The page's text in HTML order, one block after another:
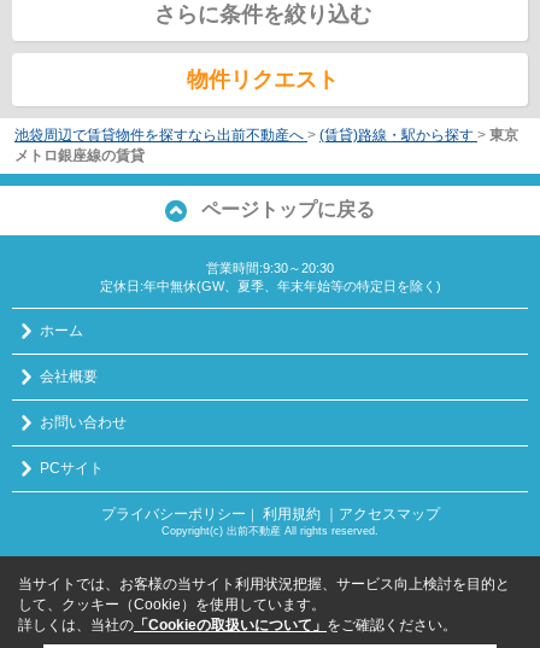
さらに条件を絞り込む
物件リクエスト
池袋周辺で賃貸物件を探すなら出前不動産へ > (賃貸)路線・駅から探す > 東京
メトロ銀座線の賃貸
ページトップに戻る
営業時間:9:30～20:30
定休日:年中無休(GW、夏季、年末年始等の特定日を除く)
ホーム
会社概要
お問い合わせ
PCサイト
プライバシーポリシー ｜ 利用規約 ｜アクセスマップ
Copyright(c) 出前不動産 All rights reserved.
当サイトでは、お客様の当サイト利用状況把握、サービス向上検討を目的と
して、クッキー（Cookie）を使用しています。
詳しくは、当社の 「Cookieの取扱いについて」 をご確認ください。